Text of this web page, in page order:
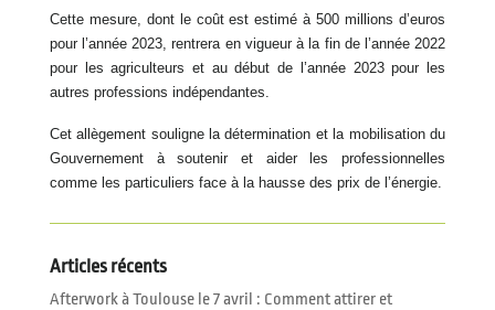
Cette mesure, dont le coût est estimé à 500 millions d’euros
pour l’année 2023, rentrera en vigueur à la fin de l’année 2022
pour les agriculteurs et au début de l’année 2023 pour les
autres professions indépendantes.
Cet allègement souligne la détermination et la mobilisation du
Gouvernement à soutenir et aider les professionnelles
comme les particuliers face à la hausse des prix de l’énergie.
Articles récents
Afterwork à Toulouse le 7 avril : Comment attirer et